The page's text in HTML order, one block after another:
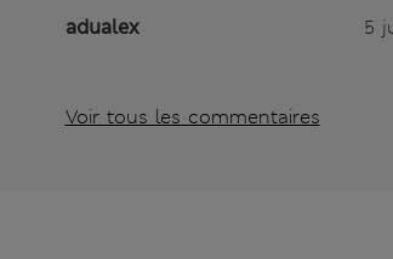
adualex 5
Voir tous les commentaires